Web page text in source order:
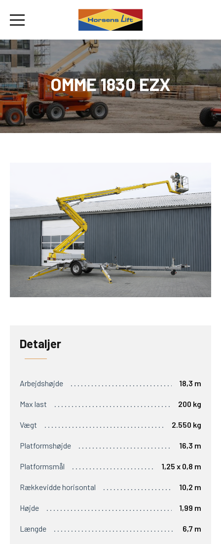
OMME 1830 EZX
Detaljer
Arbejdshøjde 18,3 m
Max last 200 kg
Vægt 2.550 kg
Platformshøjde 16,3 m
Platformsmål 1,25 x 0,8 m
Rækkevidde horisontal 10,2 m
Højde 1,99 m
Længde 6,7 m